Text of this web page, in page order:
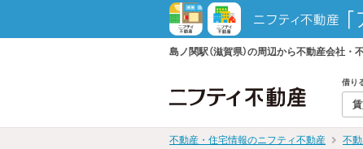
島ノ関駅（滋賀県）の周辺から不動産会社
借り
不動産・住宅情報のニフティ不動産 不